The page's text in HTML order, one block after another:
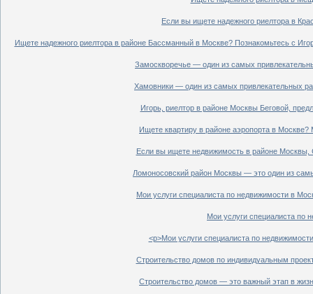
Если вы ищете надежного риелтора в
Ищете надежного риелтора в районе Бассманный в Москве? Познакомьтесь с
Замоскворечье — один из самых
Хамовники — один из самых привлекательных
Игорь, риелтор в районе Москвы Беговой,
Ищете квартиру в районе аэропорта в
Если вы ищете недвижимость в районе Москвы,
Ломоносовский район Москвы — это один из
Мои услуги специалиста по недвижимости в
Мои услуги специалиста по
<p>Мои услуги специалиста по
Строительство домов по индивидуальным
Строительство домов — это важный этап в